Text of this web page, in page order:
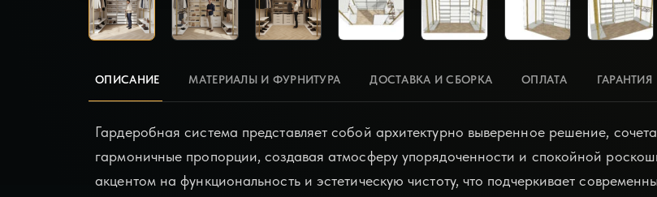
ОПИСАНИЕ МАТЕРИАЛЫ И ФУРНИТУРА ДОСТАВКА И СБОРКА ОПЛАТА ГАРАНТИЯ
Гардеробная система представляет собой архитектурно выверенное решение,
гармоничные пропорции, создавая атмосферу упорядоченности и спокойной
акцентом на функциональность и эстетическую чистоту, что подчеркивает